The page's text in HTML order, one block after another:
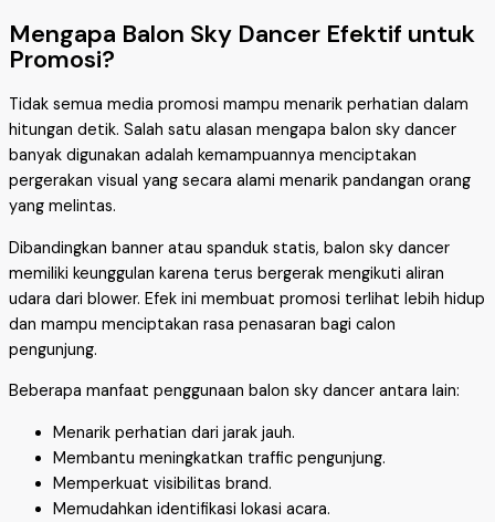
Mengapa Balon Sky Dancer Efektif untuk
Promosi?
Tidak semua media promosi mampu menarik perhatian dalam
hitungan detik. Salah satu alasan mengapa balon sky dancer
banyak digunakan adalah kemampuannya menciptakan
pergerakan visual yang secara alami menarik pandangan orang
yang melintas.
Dibandingkan banner atau spanduk statis, balon sky dancer
memiliki keunggulan karena terus bergerak mengikuti aliran
udara dari blower. Efek ini membuat promosi terlihat lebih hidup
dan mampu menciptakan rasa penasaran bagi calon
pengunjung.
Beberapa manfaat penggunaan balon sky dancer antara lain:
Menarik perhatian dari jarak jauh.
Membantu meningkatkan traffic pengunjung.
Memperkuat visibilitas brand.
Memudahkan identifikasi lokasi acara.